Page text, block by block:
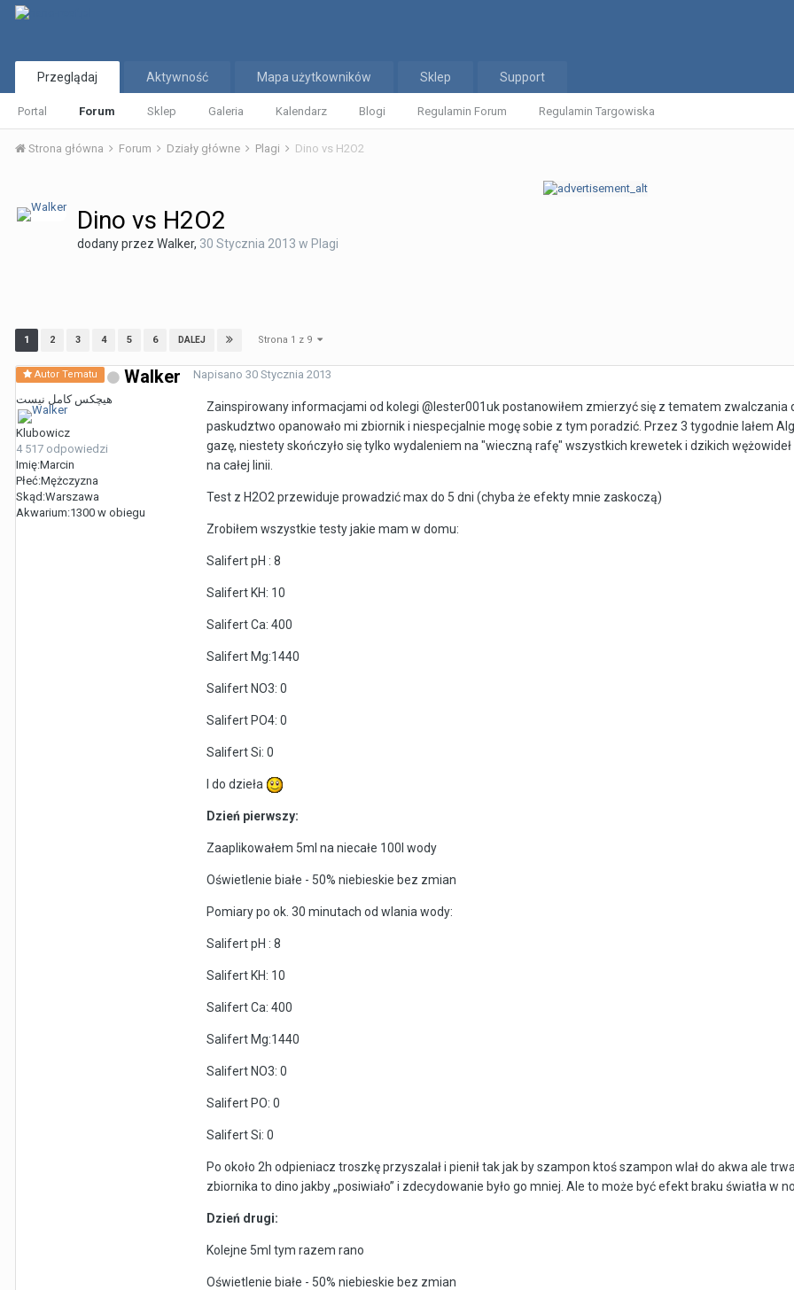
Przeglądaj
Portal Forum Sklep Galeria Kalendarz Blogi Regulamin Forum Regulamin Targowiska
Aktywność Mapa użytkowników Sklep Support
Strona główna Forum Działy główne Plagi Dino vs H2O2
Dino vs H2O2
dodany przez Walker, 30 Stycznia 2013 w Plagi
1 2 3 4 5 6 DALEJ Strona 1 z 9
Autor Tematu Walker
هیچکس کامل نیست
Klubowicz
4 517 odpowiedzi
Imię:Marcin
Płeć:Mężczyzna
Skąd:Warszawa
Akwarium:1300 w obiegu
Napisano 30 Stycznia 2013
Zainspirowany informacjami od kolegi @lester001uk postanowiłem zmierzyć się z tematem zwalczania
paskudztwo opanowało mi zbiornik i niespecjalnie mogę sobie z tym poradzić. Przez 3 tygodnie lałem
gazę, niestety skończyło się tylko wydaleniem na "wieczną rafę" wszystkich krewetek i dzikich
na całej linii.
Test z H2O2 przewiduje prowadzić max do 5 dni (chyba że efekty mnie zaskoczą)
Zrobiłem wszystkie testy jakie mam w domu:
Salifert pH : 8
Salifert KH: 10
Salifert Ca: 400
Salifert Mg:1440
Salifert NO3: 0
Salifert PO4: 0
Salifert Si: 0
I do dzieła
Dzień pierwszy:
Zaaplikowałem 5ml na niecałe 100l wody
Oświetlenie białe - 50% niebieskie bez zmian
Pomiary po ok. 30 minutach od wlania wody:
Salifert pH : 8
Salifert KH: 10
Salifert Ca: 400
Salifert Mg:1440
Salifert NO3: 0
Salifert PO: 0
Salifert Si: 0
Po około 2h odpieniacz troszkę przyszalał i pienił tak jak by szampon ktoś szampon wlał do akwa ale
zbiornika to dino jakby „posiwiało” i zdecydowanie było go mniej. Ale to może być efekt braku światła w
Dzień drugi:
Kolejne 5ml tym razem rano
Oświetlenie białe - 50% niebieskie bez zmian